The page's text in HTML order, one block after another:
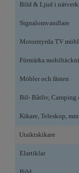
Bild & Ljud i
Signalomvandlare
Motorstyrda TV
Förstärka
Möbler och fästen
Bil- Båtliv, Camping
Kikare, Teleskop, mm
Utsiktskikare
Elartiklar